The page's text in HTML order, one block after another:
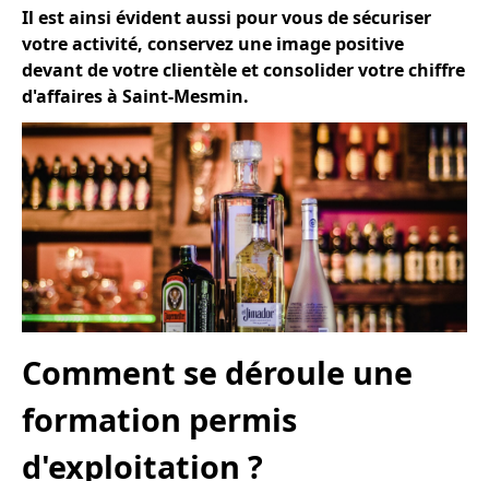
Il est ainsi évident aussi pour vous de sécuriser
votre activité, conservez une image positive
devant de votre clientèle et consolider votre chiffre
d'affaires à Saint-Mesmin.
Comment se déroule une
formation permis
d'exploitation ?